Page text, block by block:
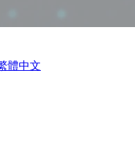
體中文